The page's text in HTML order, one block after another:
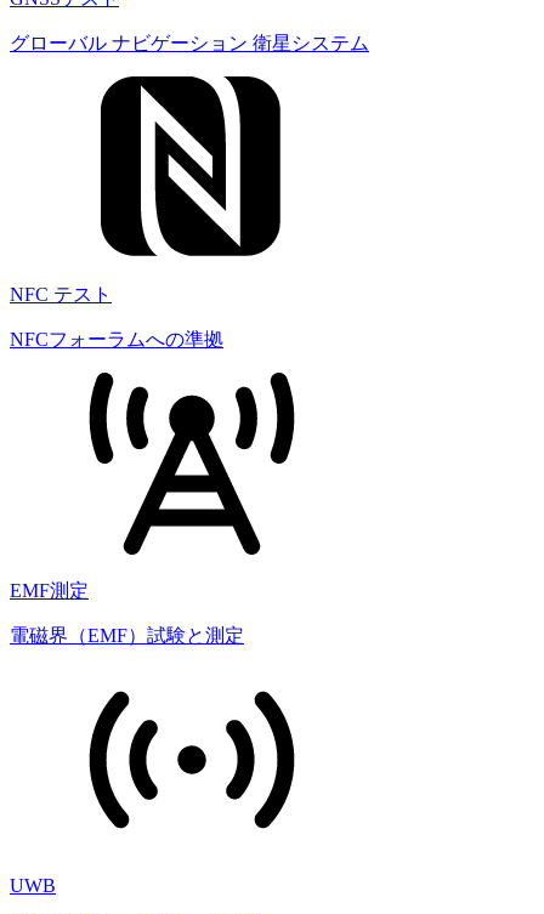
グローバル ナビゲーション 衛星システム
NFC テスト
NFCフォーラムへの準拠
EMF測定
電磁界（EMF）試験と測定
UWB